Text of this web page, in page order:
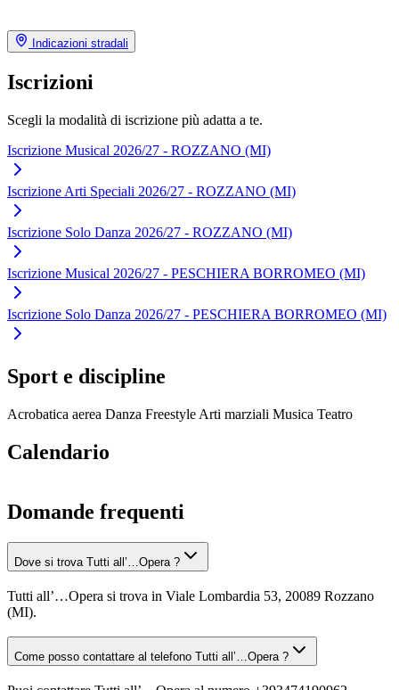
Indicazioni stradali
Iscrizioni
Scegli la modalità di iscrizione più adatta a te.
Iscrizione Musical 2026/27 - ROZZANO (MI)
Iscrizione Arti Speciali 2026/27 - ROZZANO (MI)
Iscrizione Solo Danza 2026/27 - ROZZANO (MI)
Iscrizione Musical 2026/27 - PESCHIERA BORROMEO (MI)
Iscrizione Solo Danza 2026/27 - PESCHIERA BORROMEO (MI)
Sport e discipline
Acrobatica aerea Danza Freestyle Arti marziali Musica Teatro
Calendario
Domande frequenti
Dove si trova Tutti all’…Opera ?
Tutti all’…Opera si trova in Viale Lombardia 53, 20089 Rozzano
(MI).
Come posso contattare al telefono Tutti all’…Opera ?